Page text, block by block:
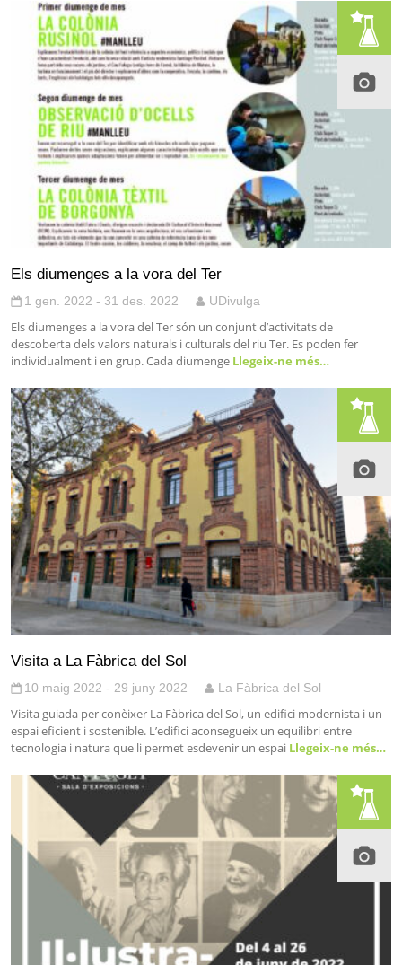
Els diumenges a la vora del Ter
1 gen. 2022 - 31 des. 2022 UDivulga
Els diumenges a la vora del Ter són un conjunt d’activitats de
descoberta dels valors naturals i culturals del riu Ter. Es poden fer
individualment i en grup. Cada diumenge Llegeix-ne més…
Visita a La Fàbrica del Sol
10 maig 2022 - 29 juny 2022 La Fàbrica del Sol
Visita guiada per conèixer La Fàbrica del Sol, un edifici modernista i un
espai eficient i sostenible. L’edifici aconsegueix un equilibri entre
tecnologia i natura que li permet esdevenir un espai Llegeix-ne més…